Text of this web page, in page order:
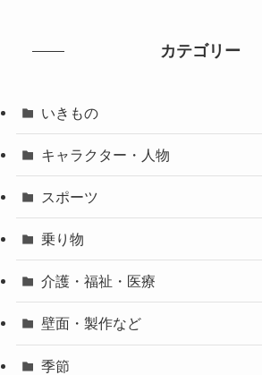
カテゴリー
いきもの
キャラクター・人物
スポーツ
乗り物
介護・福祉・医療
壁面・製作など
季節